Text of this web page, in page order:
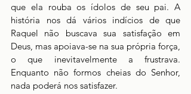
que ela rouba os ídolos de seu pai. A
história nos dá vários indícios de que
Raquel não buscava sua satisfação em
Deus, mas apoiava-se na sua própria força,
o que inevitavelmente a frustrava.
Enquanto não formos cheias do Senhor,
nada poderá nos satisfazer.